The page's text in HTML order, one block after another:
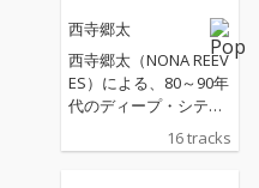
西寺郷太
西寺郷太（NONA REEV
ES）による、80～90年
代のディープ・シティ
ポップ＝歌謡曲／ニュ
ー・ミュージックに向
16 tracks